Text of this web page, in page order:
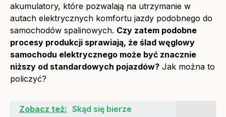
akumulatory, które pozwalają na utrzymanie w
autach elektrycznych komfortu jazdy podobnego do
samochodów spalinowych. Czy zatem podobne
procesy produkcji sprawiają, że ślad węglowy
samochodu elektrycznego może być znacznie
niższy od standardowych pojazdów? Jak można to
policzyć?
Zobacz też: Skąd się bierze